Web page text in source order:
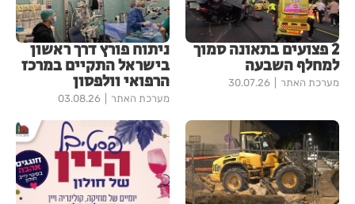
2 פצועים בתאונה סמוך
למחלף השבעה
מערכת האתר 30.07.26
ניתוח פורץ דרך ראשון
בישראל התקיים במרכז
הרפואי וולפסון
מערכת האתר 03.08.26